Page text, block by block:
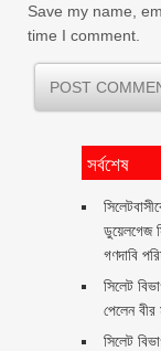
Save my name,
time I comment.
সর্বশেষ
ডুয়েলগেজ
গণদাবি
সিলেট
পেলেন বীর
সিলেট